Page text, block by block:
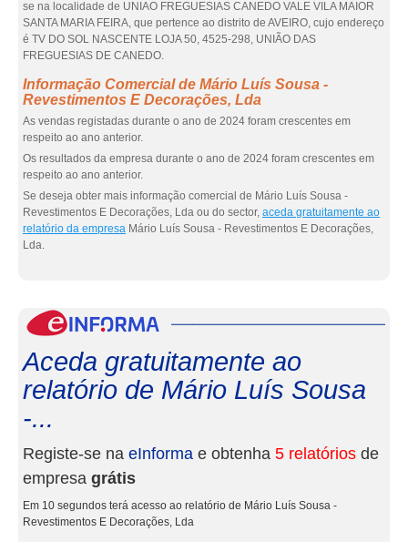
se na localidade de UNIAO FREGUESIAS CANEDO VALE VILA MAIOR
SANTA MARIA FEIRA, que pertence ao distrito de AVEIRO, cujo endereço
é TV DO SOL NASCENTE LOJA 50, 4525-298, UNIÃO DAS
FREGUESIAS DE CANEDO.
Informação Comercial de Mário Luís Sousa -
Revestimentos E Decorações, Lda
As vendas registadas durante o ano de 2024 foram crescentes em
respeito ao ano anterior.
Os resultados da empresa durante o ano de 2024 foram crescentes em
respeito ao ano anterior.
Se deseja obter mais informação comercial de Mário Luís Sousa -
Revestimentos E Decorações, Lda ou do sector, aceda gratuitamente ao
relatório da empresa Mário Luís Sousa - Revestimentos E Decorações,
Lda.
Aceda gratuitamente ao
relatório de Mário Luís Sousa
-...
Registe-se na eInforma e obtenha 5 relatórios de
empresa grátis
Em 10 segundos terá acesso ao relatório de Mário Luís Sousa -
Revestimentos E Decorações, Lda